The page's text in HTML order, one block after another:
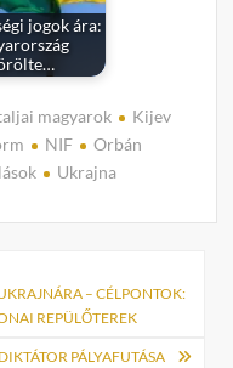
jogok ára:
magyarok
Kijev
NIF
Orbán
Ukrajna
– CÉLPONTOK:
REPÜLŐTEREK
PÁLYAFUTÁSA